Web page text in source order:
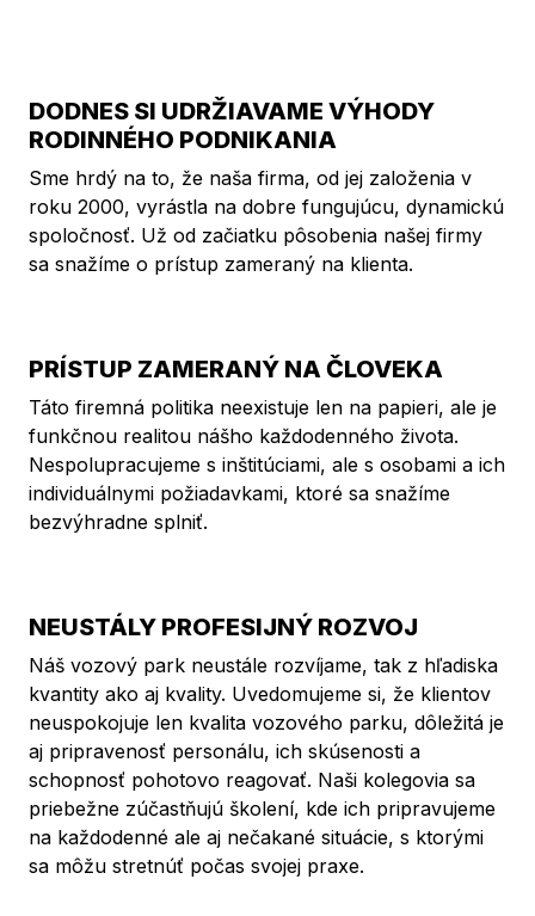
DODNES SI UDRŽIAVAME VÝHODY
RODINNÉHO PODNIKANIA
Sme hrdý na to, že naša firma, od jej založenia v
roku 2000, vyrástla na dobre fungujúcu, dynamickú
spoločnosť. Už od začiatku pôsobenia našej firmy
sa snažíme o prístup zameraný na klienta.
PRÍSTUP ZAMERANÝ NA ČLOVEKA
Táto firemná politika neexistuje len na papieri, ale je
funkčnou realitou nášho každodenného života.
Nespolupracujeme s inštitúciami, ale s osobami a ich
individuálnymi požiadavkami, ktoré sa snažíme
bezvýhradne splniť.
NEUSTÁLY PROFESIJNÝ ROZVOJ
Náš vozový park neustále rozvíjame, tak z hľadiska
kvantity ako aj kvality. Uvedomujeme si, že klientov
neuspokojuje len kvalita vozového parku, dôležitá je
aj pripravenosť personálu, ich skúsenosti a
schopnosť pohotovo reagovať. Naši kolegovia sa
priebežne zúčastňujú školení, kde ich pripravujeme
na každodenné ale aj nečakané situácie, s ktorými
sa môžu stretnúť počas svojej praxe.